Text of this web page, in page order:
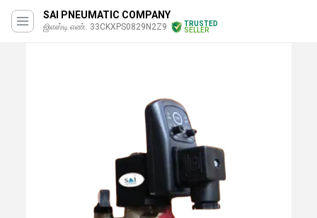
SAI PNEUMATIC COMPANY
ஜிஎஸ்டி எண். 33CKXPS0829N2Z9
TRUSTED
SELLER